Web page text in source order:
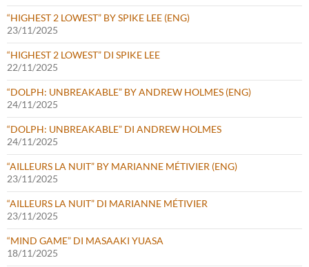
“HIGHEST 2 LOWEST” BY SPIKE LEE (ENG)
23/11/2025
“HIGHEST 2 LOWEST” DI SPIKE LEE
22/11/2025
“DOLPH: UNBREAKABLE” BY ANDREW HOLMES (ENG)
24/11/2025
“DOLPH: UNBREAKABLE” DI ANDREW HOLMES
24/11/2025
“AILLEURS LA NUIT” BY MARIANNE MÉTIVIER (ENG)
23/11/2025
“AILLEURS LA NUIT” DI MARIANNE MÉTIVIER
23/11/2025
“MIND GAME” DI MASAAKI YUASA
18/11/2025